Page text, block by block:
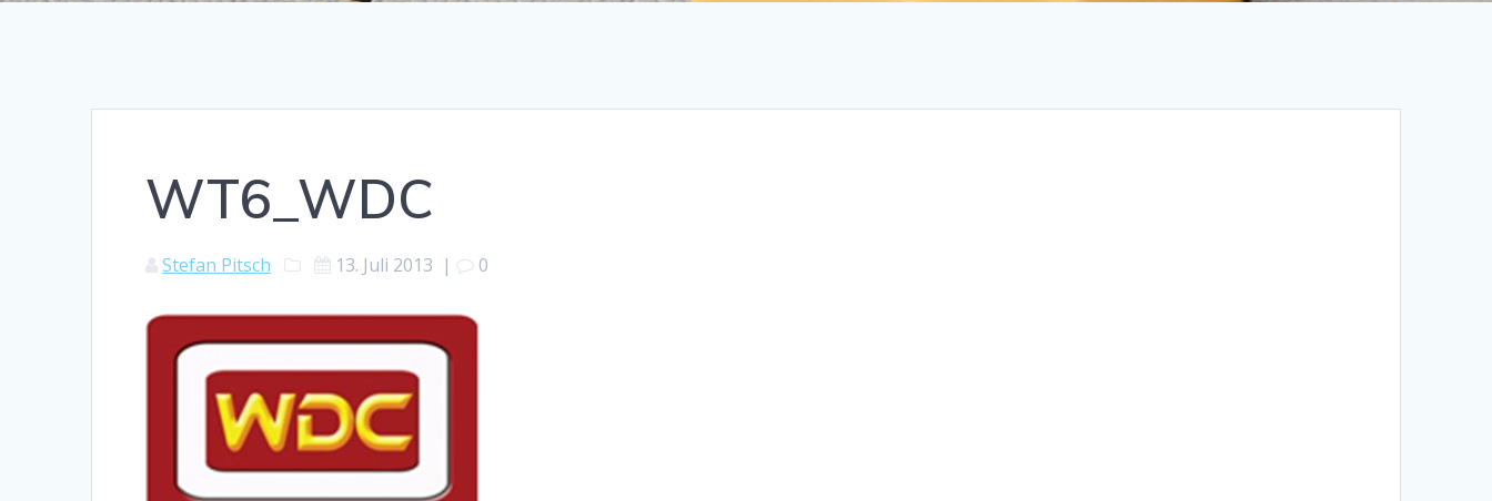
WT6_WDC
Stefan Pitsch 13. Juli 2013 | 0